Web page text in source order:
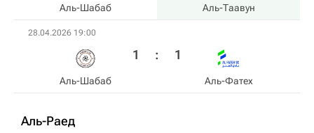
Аль-Шабаб Аль-Таавун
28.04.2026 19:00
Аль-Шабаб
1 : 1
Аль-Фатех
Аль-Раед